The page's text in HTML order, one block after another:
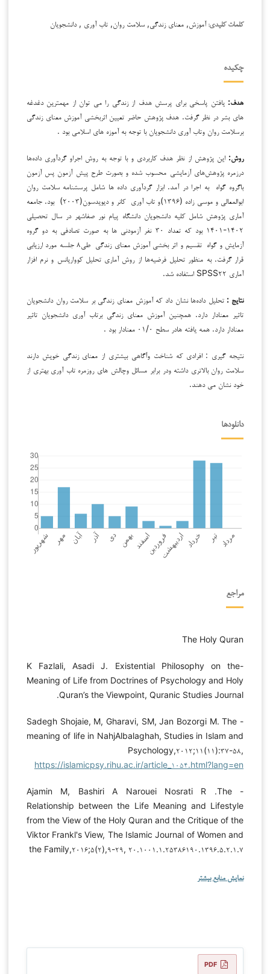
کلمات کلیدی: آموزش, معنای زندگی, سلامت روان, تاب آوری , دانشجویان
چکیده
هدف: یافتن پاسخی برای پرسش هدف از زندگی را می توان از مهمترین دغدغه
های بشر در نظر گرفت. هدف پژوهش حاضر تعیین اثربخشی آموزش معنای زندگی
برسلامت روان وتاب آوری دانشجویان با توجه به آموزه های اسلامی بود .
روش: این پژوهش از نظر هدف کاربردی و با توجه به روش اجراو گردآوری داده‌ها
درزمره پژوهش‌های آزمایشی محسوب شده و بصورت طرح پیش آزمون پس آزمون
باگروه گواه به اجرا در آمد. ابزار گردآوری داده ها شامل پرسشنامه سلامت روان
ابوالمعالی و موسی زاده (۱۳۹۶)و تاب آوری کانر و دیویدسون(۲۰۰۳) بود. جامعه
آماری پژوهش شامل کلیه دانشجویان دانشگاه پیام نور صفاشهر در سال تحصیلی
۱۴۰۲-۱۴۰۱ بود که تعداد ۳۰ نفر آزمودنی ها به صورت تصادفی به دو گروه
آزمایش و گواه تقسیم و اثر بخشی آموزش معنای زندگی طی۸ جلسه مورد ارزیابی
قرار گرفت. به منظور تحلیل فرضیه‌ها از روش آماری تحلیل کوواریانس و نرم افزار
آماری SPSS۲۲ استفاده شد.
نتایج : تحلیل داده‌ها نشان داد که آموزش معنای زندگی بر سلامت روان دانشجویان
تاثیر معنادار دارد. همچنین آموزش معنای زندگی برتاب آوری دانشجویان تاثیر
معنادار دارد. همه یافته هادر سطح ۰۱/۰ معنادار بود .
نتیجه گیری : افرادی که شناخت وآگاهی بیشتری از معنای زندگی خویش دارند
سلامت روان بالاتری داشته ودر برابر مسائل وچالش های روزمره تاب آوری بهتری از
خود نشان می دهند.
دانلودها
مراجع
The Holy Quran
-K Fazlali, Asadi J. Existential Philosophy on the
Meaning of Life from Doctrines of Psychology and Holy
Quran’s the Viewpoint, Quranic Studies Journal.
- Sadegh Shojaie, M, Gharavi, SM, Jan Bozorgi M. The
meaning of life in NahjAlbalaghah, Studies in Islam and
Psychology,۲۰۱۲;۱۱(۱۱):۳۷-۵۸,
https://islamicpsy.rihu.ac.ir/article_۱۰۵۴.html?lang=en
- Ajamin M, Bashiri A Narouei Nosrati R .The
Relationship between the Life Meaning and Lifestyle
from the View of the Holy Quran and the Critique of the
Viktor Frankl's View, The Islamic Journal of Women and
the Family,۲۰۱۶;۵(۲),۹-۲۹, ۲۰.۱۰۰۱.۱.۲۵۳۸۶۱۹۰.۱۳۹۶.۵.۲.۱.۷
نمایش منابع بیشتر
PDF